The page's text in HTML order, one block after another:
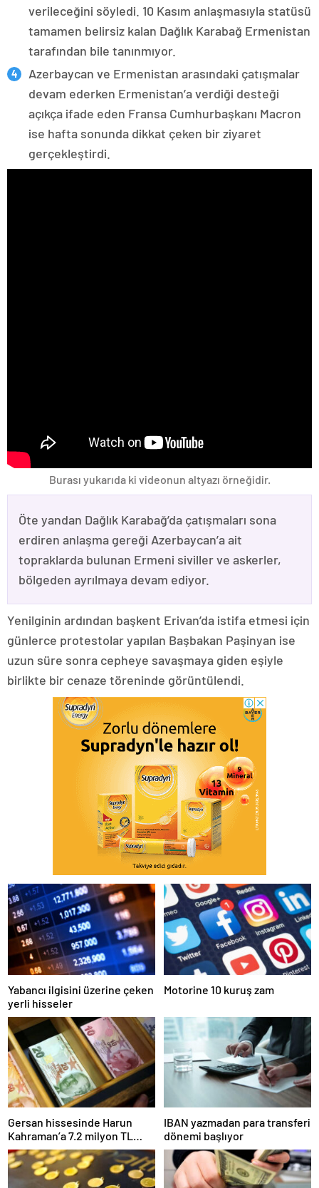
verileceğini söyledi. 10 Kasım anlaşmasıyla statüsü
tamamen belirsiz kalan Dağlık Karabağ Ermenistan
tarafından bile tanınmıyor.
Azerbaycan ve Ermenistan arasındaki çatışmalar
devam ederken Ermenistan’a verdiği desteği
açıkça ifade eden Fransa Cumhurbaşkanı Macron
ise hafta sonunda dikkat çeken bir ziyaret
gerçekleştirdi.
Burası yukarıda ki videonun altyazı örneğidir.
Öte yandan Dağlık Karabağ’da çatışmaları sona
erdiren anlaşma gereği Azerbaycan’a ait
topraklarda bulunan Ermeni siviller ve askerler,
bölgeden ayrılmaya devam ediyor.
Yenilginin ardından başkent Erivan’da istifa etmesi için
günlerce protestolar yapılan Başbakan Paşinyan ise
uzun süre sonra cepheye savaşmaya giden eşiyle
birlikte bir cenaze töreninde görüntülendi.
Yabancı ilgisini üzerine çeken
yerli hisseler
Motorine 10 kuruş zam
Gersan hissesinde Harun
Kahraman’a 7.2 milyon TL
para cezası
IBAN yazmadan para transferi
dönemi başlıyor